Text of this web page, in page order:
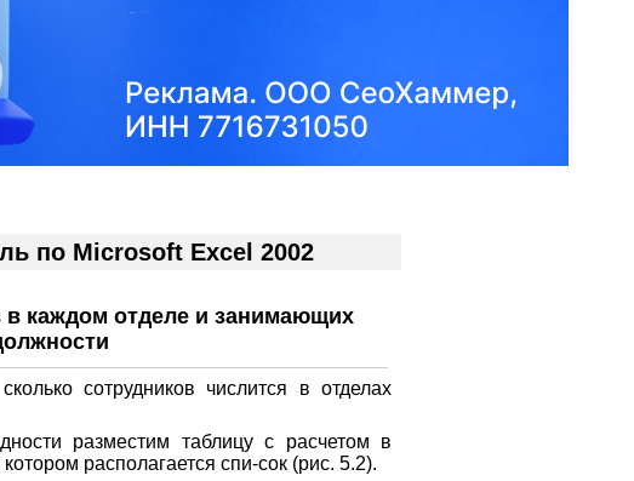
по Microsoft Excel 2002
в каждом отделе и занимающих
сотрудников числится в отделах
разместим таблицу с расчетом в
располагается спи-сок (рис. 5.2).